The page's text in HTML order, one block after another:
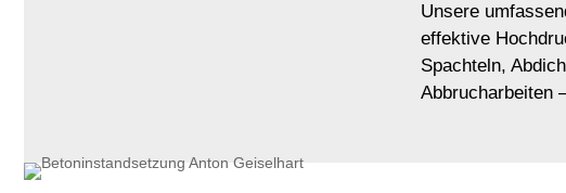
Unsere
effektive
Spachteln,
Abbrucharbeiten